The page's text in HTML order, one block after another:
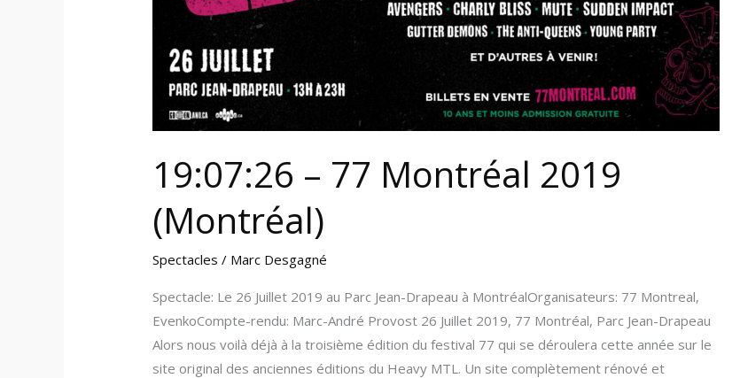
19:07:26 – 77 Montréal 2019
(Montréal)
Spectacles / Marc Desgagné
Spectacle: Le 26 Juillet 2019 au Parc Jean-Drapeau à MontréalOrganisateurs: 77 Montreal,
EvenkoCompte-rendu: Marc-André Provost 26 Juillet 2019, 77 Montréal, Parc Jean-Drapeau
Alors nous voilà déjà à la troisième édition du festival 77 qui se déroulera cette année sur le
site original des anciennes éditions du Heavy MTL. Un site complètement rénové et